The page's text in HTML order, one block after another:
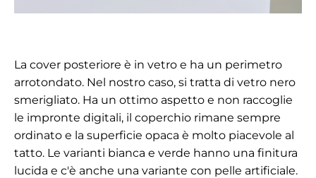
La cover posteriore è in vetro e ha un perimetro
arrotondato. Nel nostro caso, si tratta di vetro nero
smerigliato. Ha un ottimo aspetto e non raccoglie
le impronte digitali, il coperchio rimane sempre
ordinato e la superficie opaca è molto piacevole al
tatto. Le varianti bianca e verde hanno una finitura
lucida e c'è anche una variante con pelle artificiale.